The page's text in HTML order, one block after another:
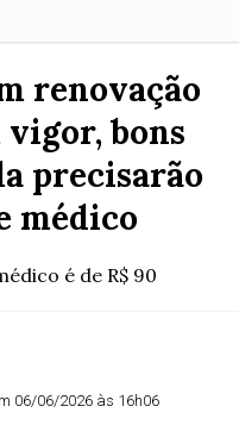
renovação
bons
precisarão
médico
é de R$ 90
06/06/2026 às 16h06